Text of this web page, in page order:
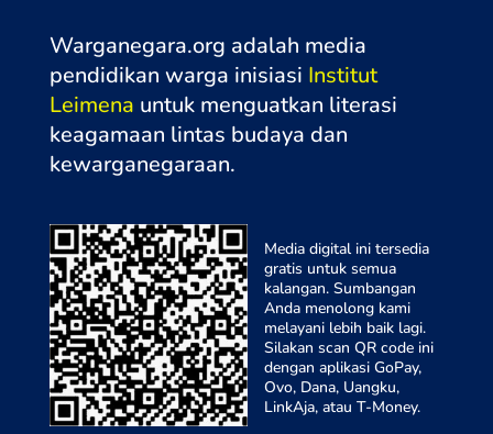
Warganegara.org adalah media
pendidikan warga inisiasi Institut
Leimena untuk menguatkan literasi
keagamaan lintas budaya dan
kewarganegaraan.
Media digital ini tersedia
gratis untuk semua
kalangan. Sumbangan
Anda menolong kami
melayani lebih baik lagi.
Silakan scan QR code ini
dengan aplikasi GoPay,
Ovo, Dana, Uangku,
LinkAja, atau T-Money.